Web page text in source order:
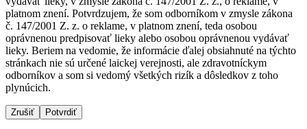
Dialyzačné strediská
B. Braun Avitum poskytuje kvalitnú dialyzačnú starostlivosť
vo všetkých svojich strediskách na Slovensku. Viac
platnom znení. Potvrdzujem, že som odborníkom v zmysle zákona
č. 147/2001 Z. z. o reklame, v platnom znení, teda osobou
oprávnenou predpisovať lieky alebo osobou oprávnenou vydávať
lieky. Beriem na vedomie, že informácie ďalej obsiahnuté na týchto
stránkach nie sú určené laickej verejnosti, ale zdravotníckym
odborníkov a som si vedomý všetkých rizík a dôsledkov z toho
plynúcich.
Zrušiť Potvrdiť